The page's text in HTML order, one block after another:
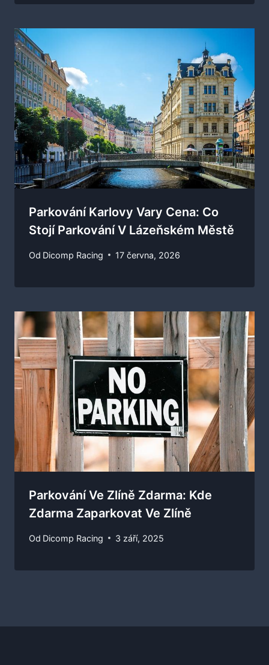
Parkování Karlovy Vary Cena: Co
Stojí Parkování V Lázeňském Městě
Od Dicomp Racing 17 června, 2026
Parkování Ve Zlíně Zdarma: Kde
Zdarma Zaparkovat Ve Zlíně
Od Dicomp Racing 3 září, 2025